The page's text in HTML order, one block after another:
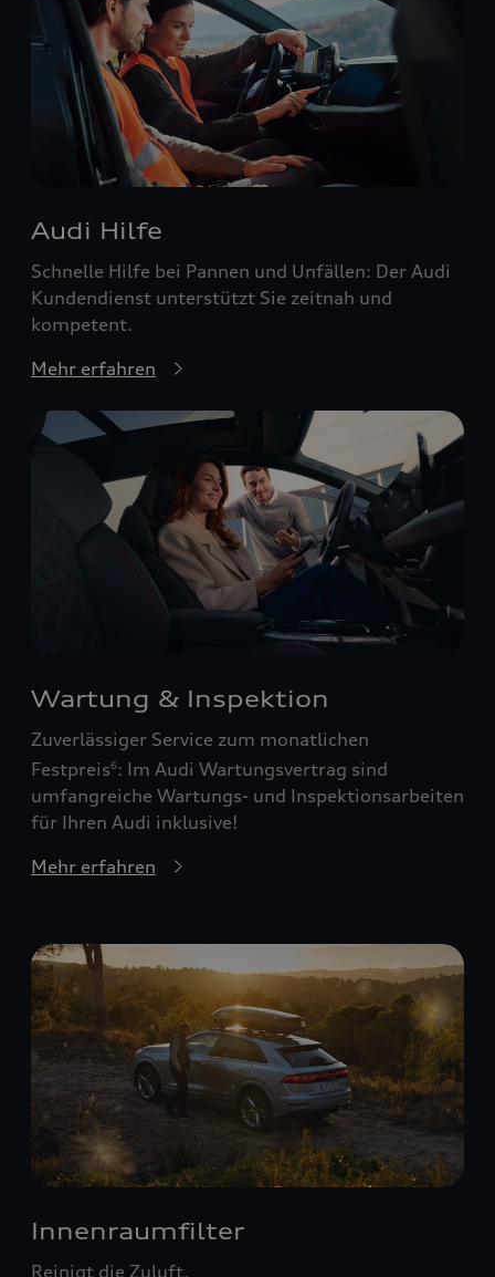
Audi Hilfe
Schnelle Hilfe bei Pannen und Unfällen: Der Audi
Kundendienst unterstützt Sie zeitnah und
kompetent.
Mehr erfahren
Wartung & Inspektion
Zuverlässiger Service zum monatlichen
Festpreis6: Im Audi Wartungsvertrag sind
umfangreiche Wartungs- und Inspektionsarbeiten
für Ihren Audi inklusive!
Mehr erfahren
Innenraumfilter
Reinigt die Zuluft.